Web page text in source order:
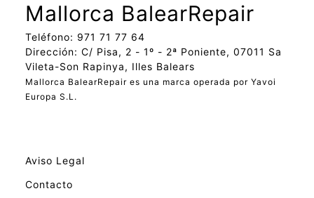
Mallorca BalearRepair
Teléfono: 971 71 77 64
Dirección: C/ Pisa, 2 - 1º - 2ª Poniente, 07011 Sa
Vileta-Son Rapinya, Illes Balears
Mallorca BalearRepair es una marca operada por Yavoi
Europa S.L.
Aviso Legal
Contacto